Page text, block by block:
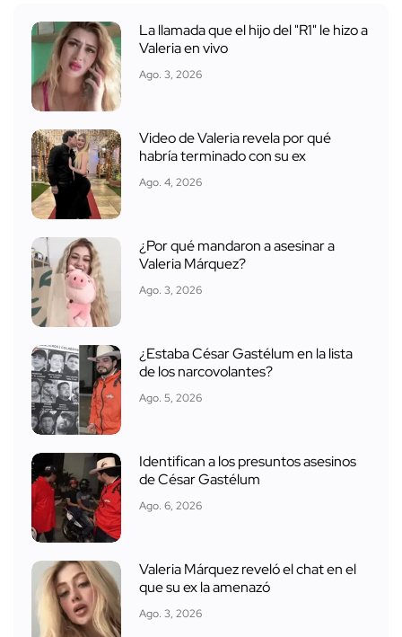
La llamada que el hijo del "R1" le hizo a
Valeria en vivo
Ago. 3, 2026
Video de Valeria revela por qué
habría terminado con su ex
Ago. 4, 2026
¿Por qué mandaron a asesinar a
Valeria Márquez?
Ago. 3, 2026
¿Estaba César Gastélum en la lista
de los narcovolantes?
Ago. 5, 2026
Identifican a los presuntos asesinos
de César Gastélum
Ago. 6, 2026
Valeria Márquez reveló el chat en el
que su ex la amenazó
Ago. 3, 2026